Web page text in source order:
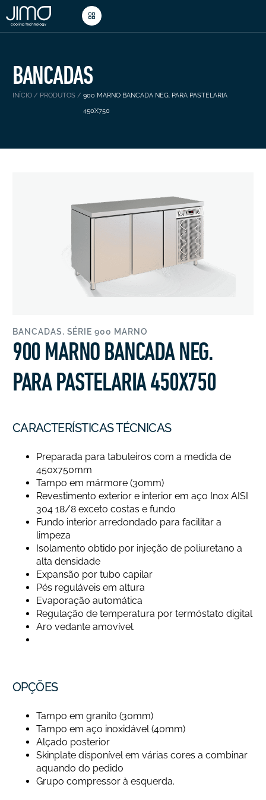
BANCADAS
INÍCIO / PRODUTOS / 900 MARNO BANCADA NEG. PARA PASTELARIA
450X750
BANCADAS, SÉRIE 900 MARNO
900 MARNO BANCADA NEG.
PARA PASTELARIA 450X750
CARACTERÍSTICAS TÉCNICAS
Preparada para tabuleiros com a medida de
450x750mm
Tampo em mármore (30mm)
Revestimento exterior e interior em aço Inox AISI
304 18/8 exceto costas e fundo
Fundo interior arredondado para facilitar a
limpeza
Isolamento obtido por injeção de poliuretano a
alta densidade
Expansão por tubo capilar
Pés reguláveis em altura
Evaporação automática
Regulação de temperatura por termóstato digital
Aro vedante amovível.
OPÇÕES
Tampo em granito (30mm)
Tampo em aço inoxidável (40mm)
Alçado posterior
Skinplate disponível em várias cores a combinar
aquando do pedido
Grupo compressor à esquerda.